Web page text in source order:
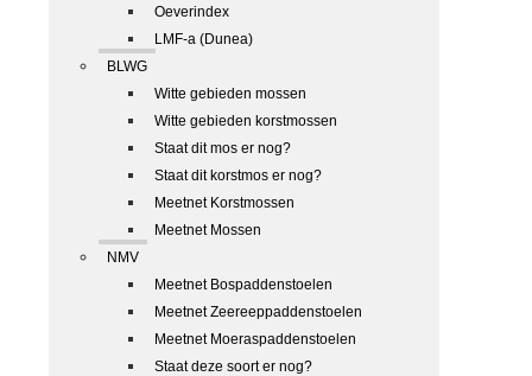
Oeverindex
LMF-a (Dunea)
BLWG
Witte gebieden mossen
Witte gebieden korstmossen
Staat dit mos er nog?
Staat dit korstmos er nog?
Meetnet Korstmossen
Meetnet Mossen
NMV
Meetnet Bospaddenstoelen
Meetnet Zeereeppaddenstoelen
Meetnet Moeraspaddenstoelen
Staat deze soort er nog?